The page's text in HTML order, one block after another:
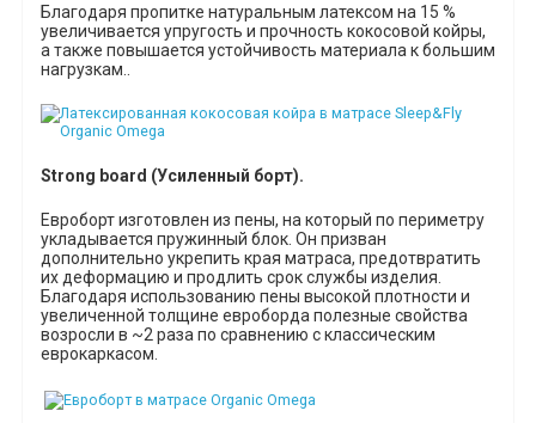
Благодаря пропитке натуральным латексом на 15 %
увеличивается упругость и прочность кокосовой койры,
а также повышается устойчивость материала к большим
нагрузкам.
Strong board (Усиленный борт).
Евроборт изготовлен из пены, на который по периметру
укладывается пружинный блок. Он призван
дополнительно укрепить края матраса, предотвратить
их деформацию и продлить срок службы изделия.
Благодаря использованию пены высокой плотности и
увеличенной толщине евроборда полезные свойства
возросли в ~2 раза по сравнению с классическим
еврокаркасом.